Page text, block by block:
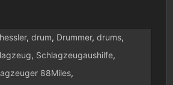
, drum, Drummer, drums,
, Schlagzeugaushilfe,
88Miles,